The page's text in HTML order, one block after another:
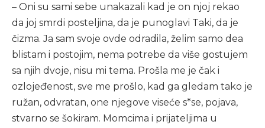
– Oni su sami sebe unakazali kad je on njoj rekao
da joj smrdi posteljina, da je punoglavi Taki, da je
čizma. Ja sam svoje ovde odradila, želim samo dea
blistam i postojim, nema potrebe da više gostujem
sa njih dvoje, nisu mi tema. Prošla me je čak i
ozlojeđenost, sve me prošlo, kad ga gledam tako je
ružan, odvratan, one njegove viseće s*se, pojava,
stvarno se šokiram. Momcima i prijateljima u